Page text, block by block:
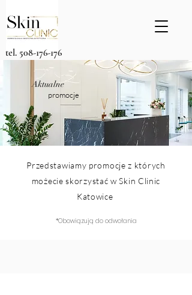
tel. 508-176-176
Aktualne
promocje
Przedstawiamy promocje z których
możecie skorzystać w Skin Clinic
Katowice
*Obowiązują do odwołania